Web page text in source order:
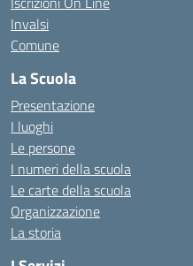
Invalsi
Comune
La Scuola
Presentazione
I luoghi
Le persone
I numeri della scuola
Le carte della scuola
Organizzazione
La storia